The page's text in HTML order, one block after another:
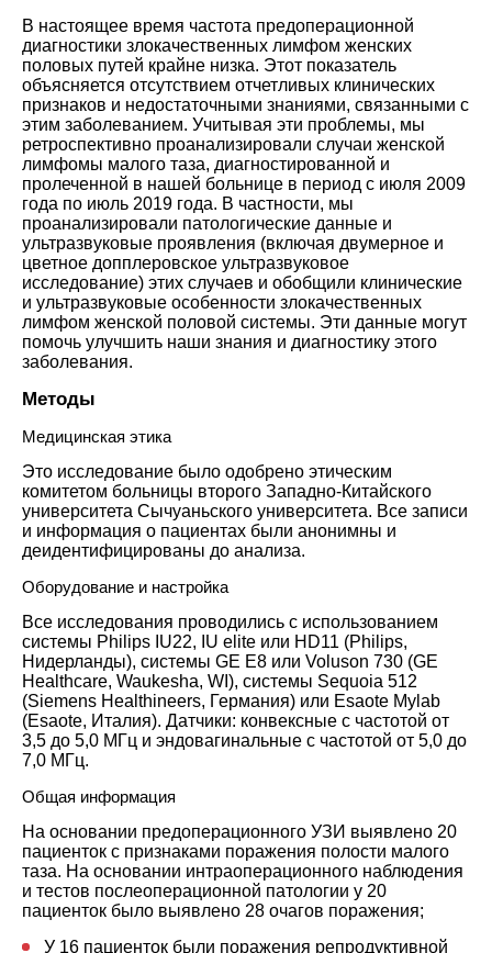
В настоящее время частота предоперационной
диагностики злокачественных лимфом женских
половых путей крайне низка. Этот показатель
объясняется отсутствием отчетливых клинических
признаков и недостаточными знаниями, связанными с
этим заболеванием. Учитывая эти проблемы, мы
ретроспективно проанализировали случаи женской
лимфомы малого таза, диагностированной и
пролеченной в нашей больнице в период с июля 2009
года по июль 2019 года. В частности, мы
проанализировали патологические данные и
ультразвуковые проявления (включая двумерное и
цветное допплеровское ультразвуковое
исследование) этих случаев и обобщили клинические
и ультразвуковые особенности злокачественных
лимфом женской половой системы. Эти данные могут
помочь улучшить наши знания и диагностику этого
заболевания.
Методы
Медицинская этика
Это исследование было одобрено этическим
комитетом больницы второго Западно-Китайского
университета Сычуаньского университета. Все записи
и информация о пациентах были анонимны и
деидентифицированы до анализа.
Оборудование и настройка
Все исследования проводились с использованием
системы Philips IU22, IU elite или HD11 (Philips,
Нидерланды), системы GE E8 или Voluson 730 (GE
Healthcare, Waukesha, WI), системы Sequoia 512
(Siemens Healthineers, Германия) или Esaote Mylab
(Esaote, Италия). Датчики: конвексные с частотой от
3,5 до 5,0 МГц и эндовагинальные с частотой от 5,0 до
7,0 МГц.
Общая информация
На основании предоперационного УЗИ выявлено 20
пациенток с признаками поражения полости малого
таза. На основании интраоперационного наблюдения
и тестов послеоперационной патологии у 20
пациенток было выявлено 28 очагов поражения;
У 16 пациенток были поражения репродуктивной